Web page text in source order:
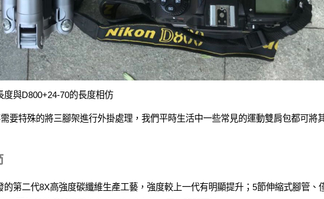
與D800+24-70的長度相仿
要特殊的將三腳架進行外掛處理，我們平時生活中一些常見的運動雙肩包都可將
二代8X高強度碳纖維生產工藝，強度較上一代有明顯提升；5節伸縮式腳管、